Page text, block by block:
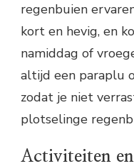
regenbuien
kort en hevig, en
namiddag of
altijd een paraplu
zodat je niet
plotselinge
Activiteiten en